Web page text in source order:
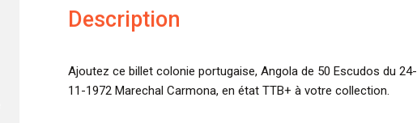
Description
Ajoutez ce billet colonie portugaise, Angola de 50 Escudos du 24-
11-1972 Marechal Carmona, en état TTB+ à votre collection.